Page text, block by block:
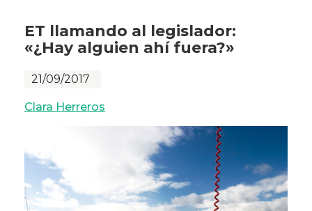
ET llamando al legislador:
«¿Hay alguien ahí fuera?»
21/09/2017
Clara Herreros